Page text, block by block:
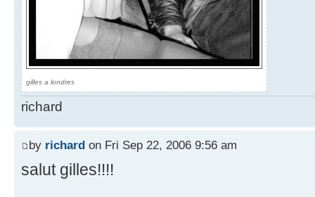
gilles a londres
richard
by richard on Fri Sep 22, 2006 9:56 am
salut gilles!!!!